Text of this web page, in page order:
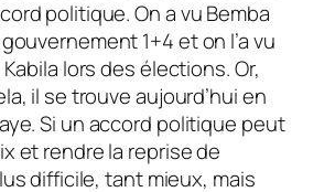
politique. On a vu Bemba
1+4 et on l’a vu
lors des élections. Or,
il se trouve aujourd’hui en
Si un accord politique peut
et rendre la reprise de
difficile, tant mieux, mais